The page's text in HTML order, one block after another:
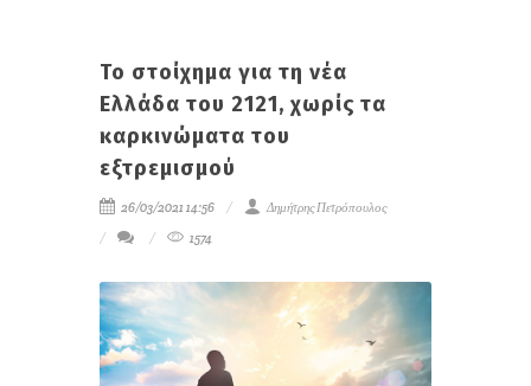
Το στοίχημα για τη νέα
Ελλάδα του 2121, χωρίς τα
καρκινώματα του
εξτρεμισμού
26/03/2021 14:56
Δημήτρης Πετρόπουλος
1574